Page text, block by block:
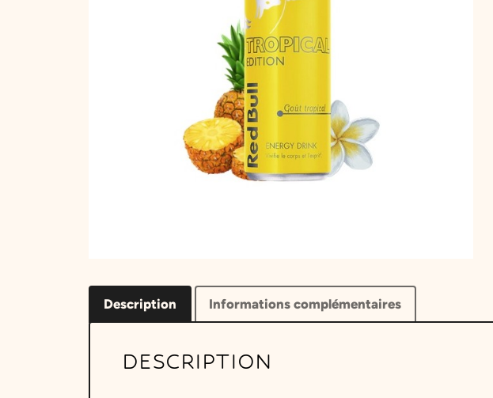
Description Informations complémentaires
DESCRIPTION